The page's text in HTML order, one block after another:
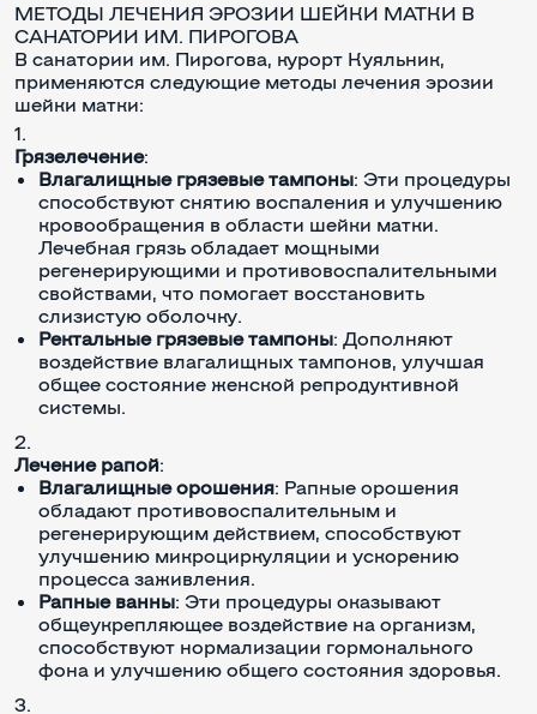
МЕТОДЫ ЛЕЧЕНИЯ ЭРОЗИИ ШЕЙКИ МАТКИ В
САНАТОРИИ ИМ. ПИРОГОВА
В санатории им. Пирогова, курорт Куяльник,
применяются следующие методы лечения эрозии
шейки матки:
Грязелечение:
Влагалищные грязевые тампоны: Эти процедуры
способствуют снятию воспаления и улучшению
кровообращения в области шейки матки.
Лечебная грязь обладает мощными
регенерирующими и противовоспалительными
свойствами, что помогает восстановить
слизистую оболочку.
Ректальные грязевые тампоны: Дополняют
воздействие влагалищных тампонов, улучшая
общее состояние женской репродуктивной
системы.
Лечение рапой:
Влагалищные орошения: Рапные орошения
обладают противовоспалительным и
регенерирующим действием, способствуют
улучшению микроциркуляции и ускорению
процесса заживления.
Рапные ванны: Эти процедуры оказывают
общеукрепляющее воздействие на организм,
способствуют нормализации гормонального
фона и улучшению общего состояния здоровья.